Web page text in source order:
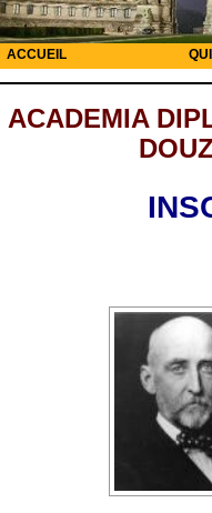
ACCUEIL
ACADEMIA